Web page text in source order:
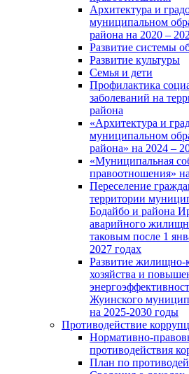
Архитектура и
муниципальном
района на 2020 –
Развитие системы
Развитие культуры
Семья и дети
Профилактика
заболеваний на
района
«Архитектура и
муниципальном
района» на 2024 –
«Муниципальная
правоотношения»
Переселение
территории
Бодайбо и района
аварийного
таковым после 1
2027 годах
Развитие жилищно-
хозяйства и
Жуинского
на 2025-2030 годы
Противодействие
Нормативно-
противодействия
План по